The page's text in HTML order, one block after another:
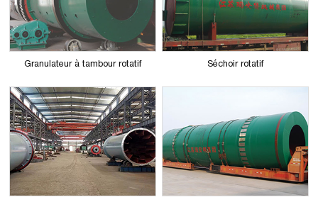
Granulateur à tambour rotatif Séchoir rotatif